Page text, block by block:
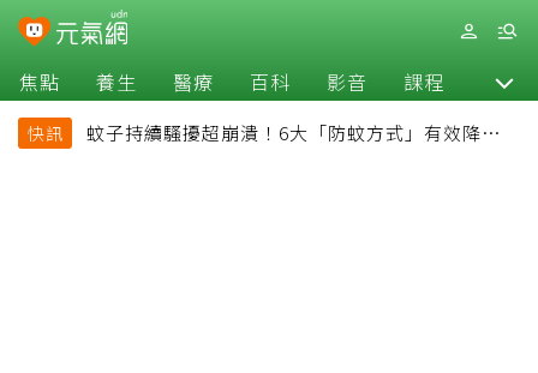
焦點 養生 醫療 百科 影音 課程 退休
快訊
蚊子持續騷擾超崩潰！6大「防蚊方式」有效降低被